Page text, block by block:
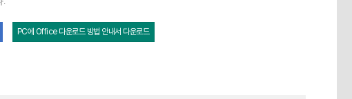
PC에 Office 다운로드 방법 안내서 다운로드